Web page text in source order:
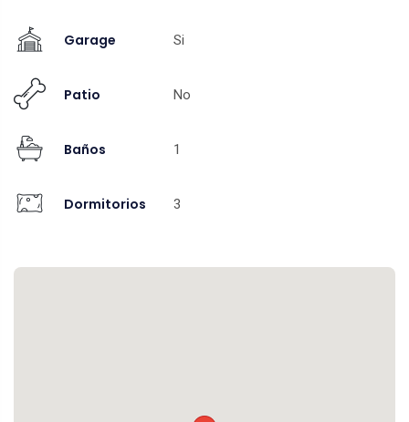
Garage Si
Patio No
Baños 1
Dormitorios 3